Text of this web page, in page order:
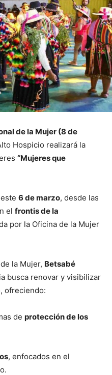
de la Mujer (8 de
Hospicio realizará la
“Mujeres que
6 de marzo, desde las
el frontis de la
por la Oficina de la Mujer
la Mujer, Betsabé
busca renovar y visibilizar
ofreciendo:
de protección de los
, enfocados en el